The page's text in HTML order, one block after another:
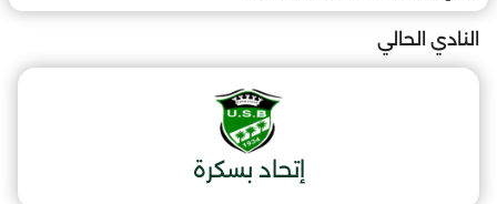
النادي الحالي
إتحاد بسكرة